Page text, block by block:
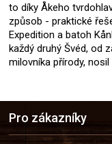
to díky Åkeho
způsob - praktické
Expedition a batoh
každý druhý Švéd, od
milovníka přírody,
Pro zákazníky